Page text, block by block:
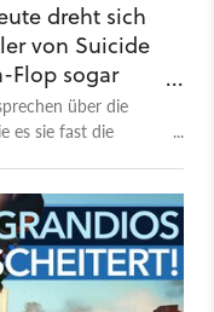
dreht sich
von Suicide
Flop sogar
über die
es sie fast die